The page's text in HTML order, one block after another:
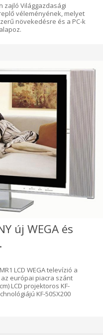
zajló Világgazdasági
véleményének, melyet
növekedésre és a PC-k
új WEGA és
LCD WEGA televízió a
európai piacra szánt
LCD projektoros KF-
KF-50SX200